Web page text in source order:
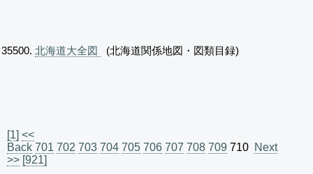
北海道大全図 (北海道関係地図・図類目録)
[1] <<
Back 701 702 703 704 705 706 707 708 709 710 Next
>> [921]